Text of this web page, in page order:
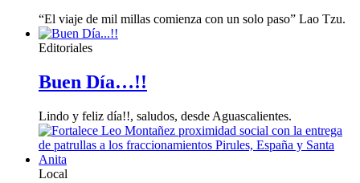
“El viaje de mil millas comienza con un solo paso” Lao Tzu.
Editoriales
Buen Día…!!
Lindo y feliz día!!, saludos, desde Aguascalientes.
Local